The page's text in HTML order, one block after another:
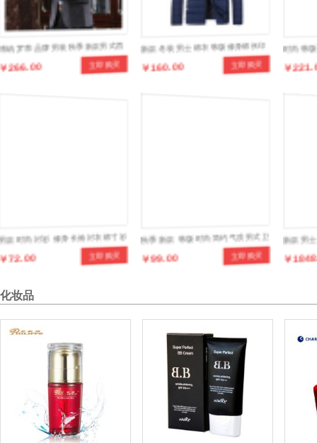
博纳罗蒂品牌男装秋季新款男式西
服商务休闲拼色西装实体立即购买
￥266.00
新款冬装男士棉衣韩版修身棉袄印
花时尚羽绒棉服潮流青年外套
立即购买
￥160.00
时尚韩
￥
男款时尚衬衫 修身长袖衬衣棉寸衫
立即购买
￥72.00
秋季新款 韩版时尚简约气质男式卫
衣 全棉质修身卫衣 立即购买
￥99.00
新款男
克修身
￥
化妆品